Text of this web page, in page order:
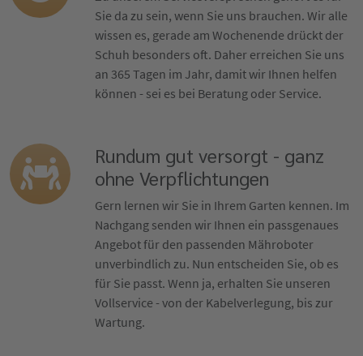
Sie da zu sein, wenn Sie uns brauchen. Wir alle
wissen es, gerade am Wochenende drückt der
Schuh besonders oft. Daher erreichen Sie uns
an 365 Tagen im Jahr, damit wir Ihnen helfen
können - sei es bei Beratung oder Service.
Rundum gut versorgt - ganz
ohne Verpflichtungen
Gern lernen wir Sie in Ihrem Garten kennen. Im
Nachgang senden wir Ihnen ein passgenaues
Angebot für den passenden Mähroboter
unverbindlich zu. Nun entscheiden Sie, ob es
für Sie passt. Wenn ja, erhalten Sie unseren
Vollservice - von der Kabelverlegung, bis zur
Wartung.